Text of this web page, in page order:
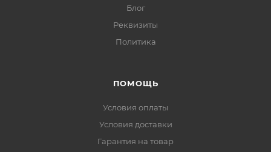
Блог
Реквизиты
Политика
ПОМОЩЬ
Условия оплаты
Условия доставки
Гарантия на товар